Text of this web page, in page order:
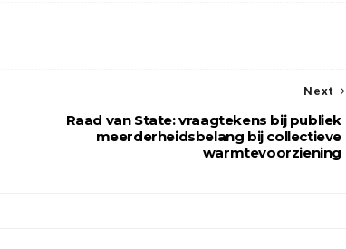
Next
Raad van State: vraagtekens bij publiek
meerderheidsbelang bij collectieve
warmtevoorziening